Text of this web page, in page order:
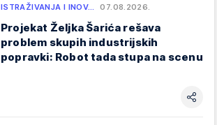
ISTRAŽIVANJA I INOV… 07.08.2026.
Projekat Željka Šarića rešava
problem skupih industrijskih
popravki: Robot tada stupa na scenu